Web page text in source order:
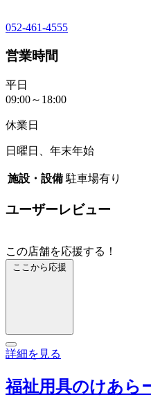
052-461-4555
営業時間
平日
09:00～18:00
休業日
日曜日、年末年始
施設・設備 駐車場有り
ユーザーレビュー
この店舗を応援する！
ここから応援
詳細を見る
福祉用具のけあら